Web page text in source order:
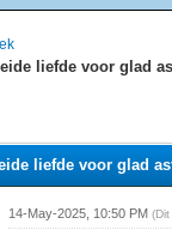
liefde voor glad
is 0
liefde voor glad
14-May-2025, 10:50 PM